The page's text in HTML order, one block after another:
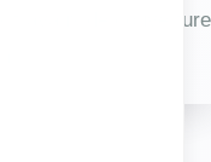
travaux de couverture